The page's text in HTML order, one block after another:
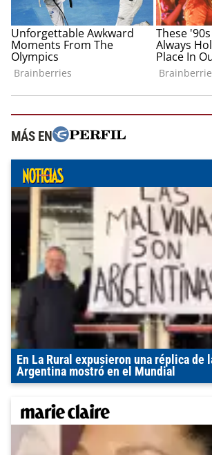
MÁS EN
En La Rural expusieron una réplica de
Argentina mostró en el Mundial